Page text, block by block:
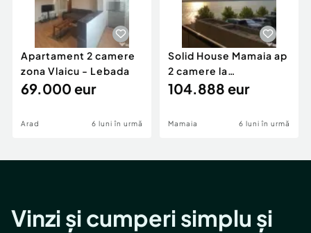
Apartament 2 camere
zona Vlaicu - Lebada
69.000 eur
Arad 6 luni în urmă
Solid House Mamaia ap
2 camere la
cheie,langa Mega
104.888 eur
Mamaia 6 luni în urmă
Vinzi și cumperi simplu și